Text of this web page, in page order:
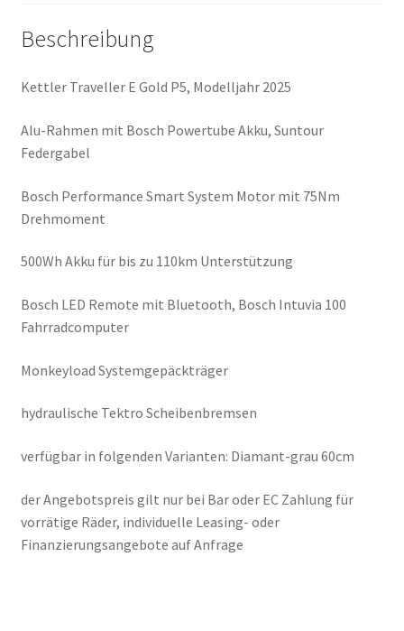
Beschreibung
Kettler Traveller E Gold P5, Modelljahr 2025
Alu-Rahmen mit Bosch Powertube Akku, Suntour
Federgabel
Bosch Performance Smart System Motor mit 75Nm
Drehmoment
500Wh Akku für bis zu 110km Unterstützung
Bosch LED Remote mit Bluetooth, Bosch Intuvia 100
Fahrradcomputer
Monkeyload Systemgepäckträger
hydraulische Tektro Scheibenbremsen
verfügbar in folgenden Varianten: Diamant-grau 60cm
der Angebotspreis gilt nur bei Bar oder EC Zahlung für
vorrätige Räder, individuelle Leasing- oder
Finanzierungsangebote auf Anfrage